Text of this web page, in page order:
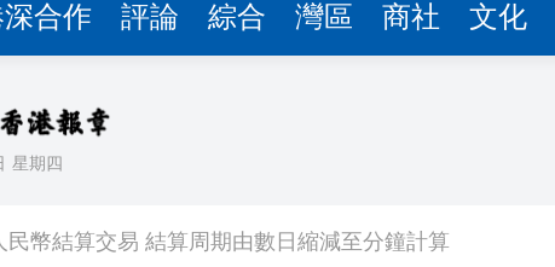
合作 評論 綜合 灣區 商社 文化
星期四
幣結算交易 結算周期由數日縮減至分鐘計算